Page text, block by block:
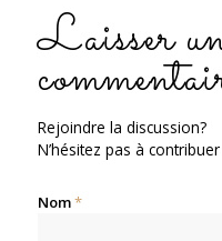
Laisser
Rejoindre la discussion?
N’hésitez pas à contribuer
Nom*